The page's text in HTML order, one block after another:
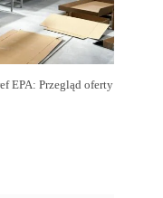
EPA: Przegląd oferty